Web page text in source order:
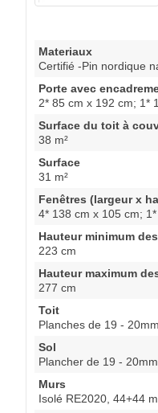
Materiaux
Certifié -Pin nordique
Porte avec
2* 85 cm x 192 cm; 1*
Surface du toit à
38 m²
Surface
31 m²
Fenêtres (largeur x
4* 138 cm x 105 cm;
Hauteur minimum
223 cm
Hauteur maximum
277 cm
Toit
Planches de 19 -
Sol
Plancher de 19 -
Murs
Isolé RE2020, 44+44